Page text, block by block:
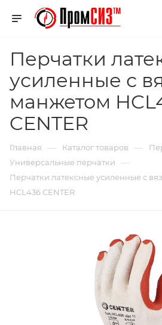
Перчатки
усиленные с
манжетом
CENTER
Главная — Каталог товаров —
Универсальные перчатки —
Перчатки латексные усиленные с
HCL436 CENTER